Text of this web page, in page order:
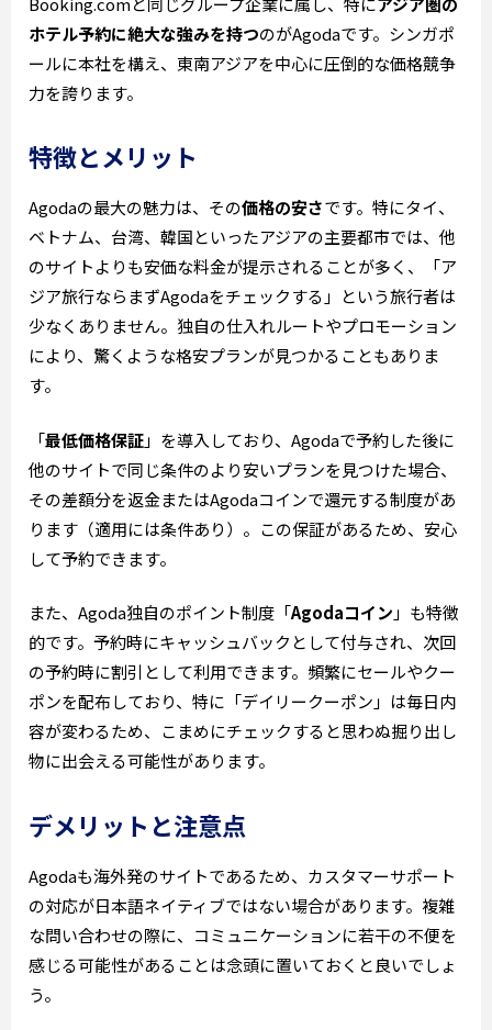
ホテル予約に絶大な強みを持つのがAgodaです。シンガポ
ールに本社を構え、東南アジアを中心に圧倒的な価格競争
力を誇ります。
特徴とメリット
Agodaの最大の魅力は、その価格の安さです。特にタイ、
ベトナム、台湾、韓国といったアジアの主要都市では、他
のサイトよりも安価な料金が提示されることが多く、「ア
ジア旅行ならまずAgodaをチェックする」という旅行者は
少なくありません。独自の仕入れルートやプロモーション
により、驚くような格安プランが見つかることもありま
す。
「最低価格保証」を導入しており、Agodaで予約した後に
他のサイトで同じ条件のより安いプランを見つけた場合、
その差額分を返金またはAgodaコインで還元する制度があ
ります（適用には条件あり）。この保証があるため、安心
して予約できます。
また、Agoda独自のポイント制度「Agodaコイン 」も特徴
的です。予約時にキャッシュバックとして付与され、次回
の予約時に割引として利用できます。頻繁にセールやクー
ポンを配布しており、特に「デイリークーポン」は毎日内
容が変わるため、こまめにチェックすると思わぬ掘り出し
物に出会える可能性があります。
デメリットと注意点
Agodaも海外発のサイトであるため、カスタマーサポート
の対応が日本語ネイティブではない場合があります。複雑
な問い合わせの際に、コミュニケーションに若干の不便を
感じる可能性があることは念頭に置いておくと良いでしょ
う。